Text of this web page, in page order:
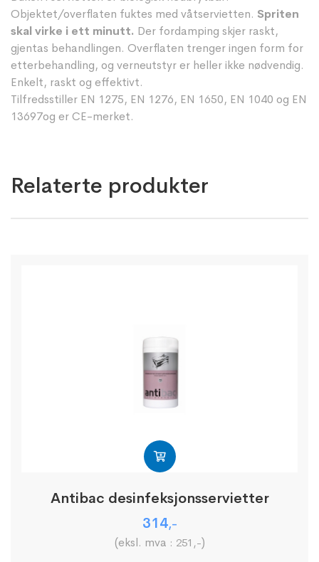
Objektet/overflaten fuktes med våtservietten. Spriten
skal virke i ett minutt. Der fordamping skjer raskt,
gjentas behandlingen. Overflaten trenger ingen form for
etterbehandling, og verneutstyr er heller ikke nødvendig.
Enkelt, raskt og effektivt.
Tilfredsstiller EN 1275, EN 1276, EN 1650, EN 1040 og EN
13697og er CE-merket.
Relaterte produkter
Antibac desinfeksjonsservietter
314,-
(eksl. mva : 251 ,-)